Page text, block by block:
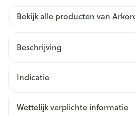
Bekijk alle producten van
Beschrijving
Indicatie
Wettelijk verplichte informatie